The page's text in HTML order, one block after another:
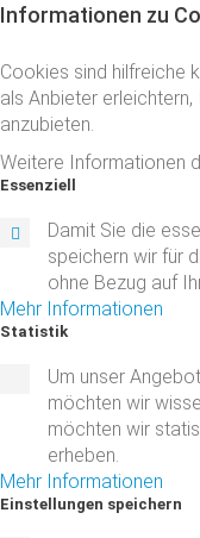
Informationen zu
Cookies sind hilfreiche
als Anbieter
anzubieten.
Weitere Informationen
Essenziell
Damit Sie die
speichern wir für
ohne Bezug auf
Mehr Informationen
Statistik
Um unser
möchten wir
möchten wir
erheben.
Mehr Informationen
Einstellungen speichern